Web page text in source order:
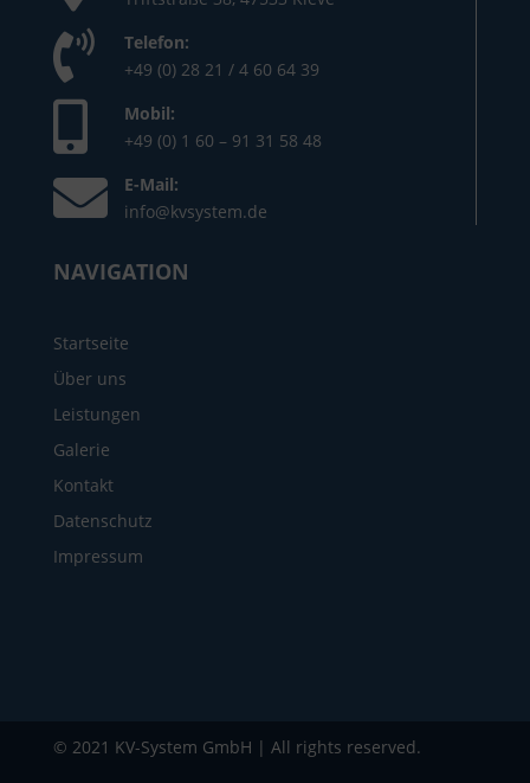
Telefon:
+49 (0) 28 21 / 4 60 64 39
Mobil:
+49 (0) 1 60 – 91 31 58 48
E-Mail:
info@kvsystem.de
NAVIGATION
Startseite
Über uns
Leistungen
Galerie
Kontakt
Datenschutz
Impressum
© 2021 KV-System GmbH | All rights reserved.